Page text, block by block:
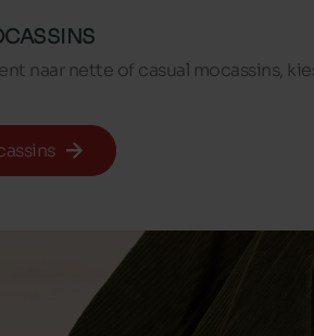
naar nette of casual mocassins,